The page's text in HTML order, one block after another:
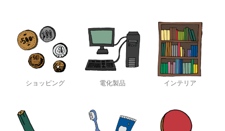
ショッピング 電化製品 インテリア